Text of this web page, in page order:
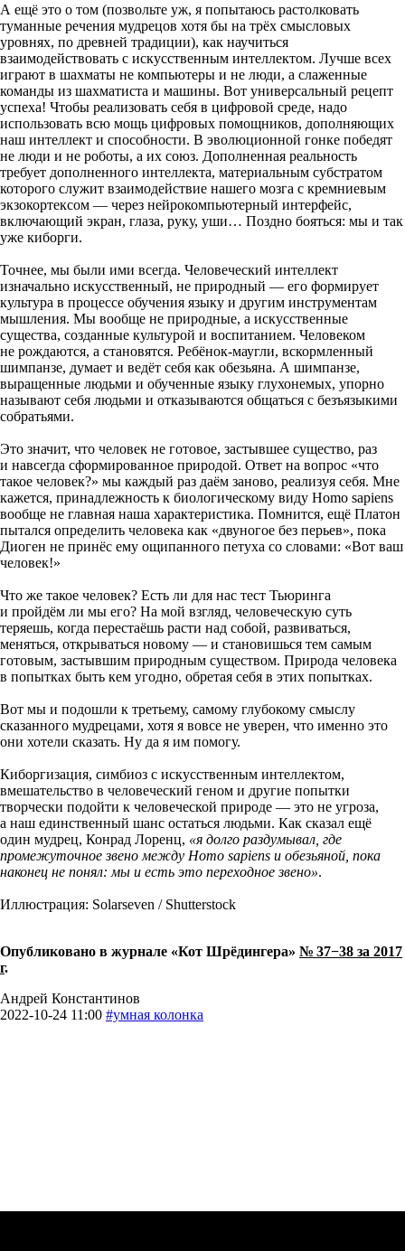
А ещё это о том (позвольте уж, я попытаюсь растолковать
туманные речения мудрецов хотя бы на трёх смысловых
уровнях, по древней традиции), как научиться
взаимодействовать с искусственным интеллектом. Лучше всех
играют в шахматы не компьютеры и не люди, а слаженные
команды из шахматиста и машины. Вот универсальный рецепт
успеха! Чтобы реализовать себя в цифровой среде, надо
использовать всю мощь цифровых помощников, дополняющих
наш интеллект и способности. В эволюционной гонке победят
не люди и не роботы, а их союз. Дополненная реальность
требует дополненного интеллекта, материальным субстратом
которого служит взаимодействие нашего мозга с кремниевым
экзокортексом — через нейрокомпьютерный интерфейс,
включающий экран, глаза, руку, уши… Поздно бояться: мы и так
уже киборги.
Точнее, мы были ими всегда. Человеческий интеллект
изначально искусственный, не природный — его формирует
культура в процессе обучения языку и другим инструментам
мышления. Мы вообще не природные, а искусственные
существа, созданные культурой и воспитанием. Человеком
не рождаются, а становятся. Ребёнок-​маугли, вскормленный
шимпанзе, думает и ведёт себя как обезьяна. А шимпанзе,
выращенные людьми и обученные языку глухонемых, упорно
называют себя людьми и отказываются общаться с безъязыкими
собратьями.
Это значит, что человек не готовое, застывшее существо, раз
и навсегда сформированное природой. Ответ на вопрос «что
такое человек?» мы каждый раз даём заново, реализуя себя. Мне
кажется, принадлежность к биологическому виду Homo sapiens
вообще не главная наша характеристика. Помнится, ещё Платон
пытался определить человека как «двуногое без перьев», пока
Диоген не принёс ему ощипанного петуха со словами: «Вот ваш
человек!»
Что же такое человек? Есть ли для нас тест ­Тьюринга
и пройдём ли мы его? На мой взгляд, человеческую суть
теряешь, когда перестаёшь расти над собой, развиваться,
меняться, открываться новому — и становишься тем самым
готовым, застывшим природным существом. Природа человека
в попытках быть кем угодно, обретая себя в этих попытках.
Вот мы и подошли к третьему, самому глубокому смыслу
сказанного мудрецами, хотя я вовсе не уверен, что именно это
они хотели сказать. Ну да я им помогу.
Киборгизация, симбиоз с искусственным интеллектом,
вмешательство в человеческий геном и другие попытки
творчески подойти к человеческой природе — это не угроза,
а наш единственный шанс остаться людьми. Как сказал ещё
один мудрец, Кон­рад Лоренц, «я долго раздумывал, где
промежуточное звено между Homo sapiens и обезьяной, пока
наконец не понял: мы и есть это переходное звено».
Иллюстрация: Solarseven / Shutterstock
Опубликовано в журнале «Кот Шрёдингера» № 37−38 за 2017
г.
Андрей Константинов
2022-10-24 11:00 #умная колонка